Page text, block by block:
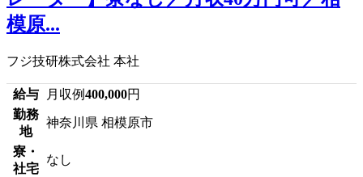
模原...
フジ技研株式会社 本社
給与 月収例400,000円
勤務
地
神奈川県 相模原市
寮・
社宅
なし